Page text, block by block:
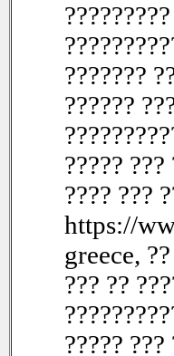
???????
??????
????? ???
???? ???
https://
greece,
??? ??
????? ???